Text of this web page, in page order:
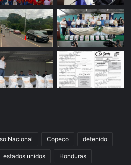
Nacional Copeco detenido
estados unidos Honduras